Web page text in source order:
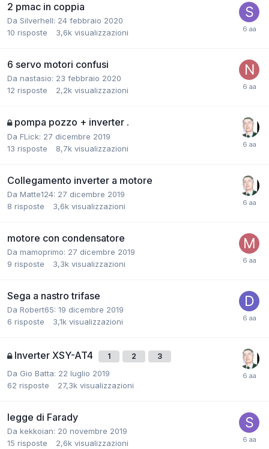
2 pmac in coppia
Da Silverhell: 24 febbraio 2020
10 risposte 3,6k visualizzazioni
6 servo motori confusi
Da nastasio: 23 febbraio 2020
12 risposte 2,2k visualizzazioni
pompa pozzo + inverter .
Da FLick: 27 dicembre 2019
13 risposte 8,7k visualizzazioni
Collegamento inverter a motore
Da Matte124: 27 dicembre 2019
8 risposte 3,6k visualizzazioni
motore con condensatore
Da mamoprimo: 27 dicembre 2019
9 risposte 3,3k visualizzazioni
Sega a nastro trifase
Da Robert65: 19 dicembre 2019
6 risposte 3,1k visualizzazioni
Inverter XSY-AT4 1 2 3
Da Gio Batta: 22 luglio 2019
62 risposte 27,3k visualizzazioni
legge di Farady
Da kekkoian: 20 novembre 2019
15 risposte 2,6k visualizzazioni